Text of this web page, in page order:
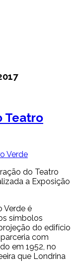
Teatro
do Teatro
a Exposição
Verde é
símbolos
do edifício
com
em 1952, no
que Londrina